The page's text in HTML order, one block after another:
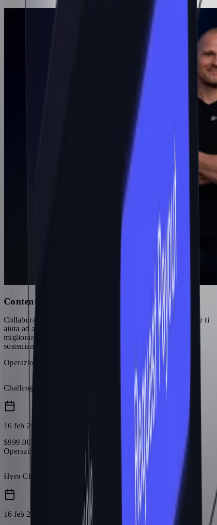
Content manager dedicato
Collabora direttamente con un affiliate manager dedicato che ti
aiuta ad affinare i tuoi contenuti, pianificare le campagne e
migliorare le conversioni. Non ti forniamo solo un link:
sosteniamo la tua crescita.
Operazione riuscita
Challenge Refund
16 feb 2026
$999.00
Operazione riuscita
Hyro Challenge
16 feb 2026